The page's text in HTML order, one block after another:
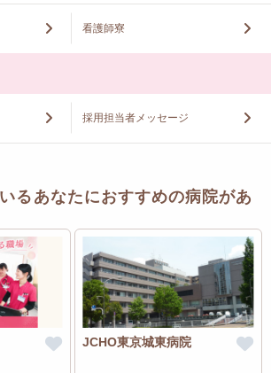
看護師寮
採用担当者メッセージ
るあなたにおすすめの病院があ
JCHO東京城東病院